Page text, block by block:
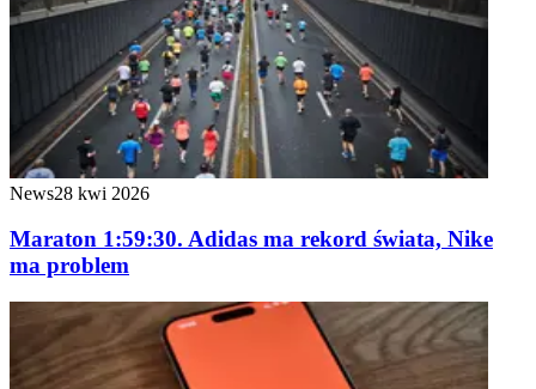
News28 kwi 2026
Maraton 1:59:30. Adidas ma rekord świata, Nike
ma problem